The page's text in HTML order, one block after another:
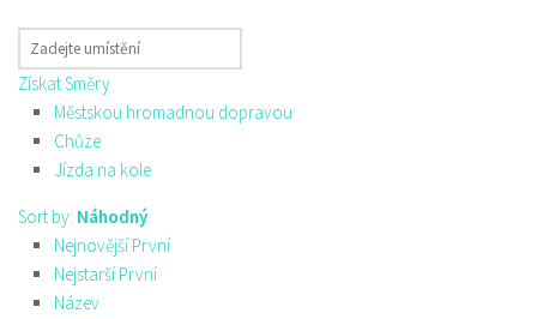
Získat Směry
Městskou hromadnou dopravou
Chůze
Jízda na kole
Sort by: Náhodný
Nejnovější První
Nejstarší První
Název